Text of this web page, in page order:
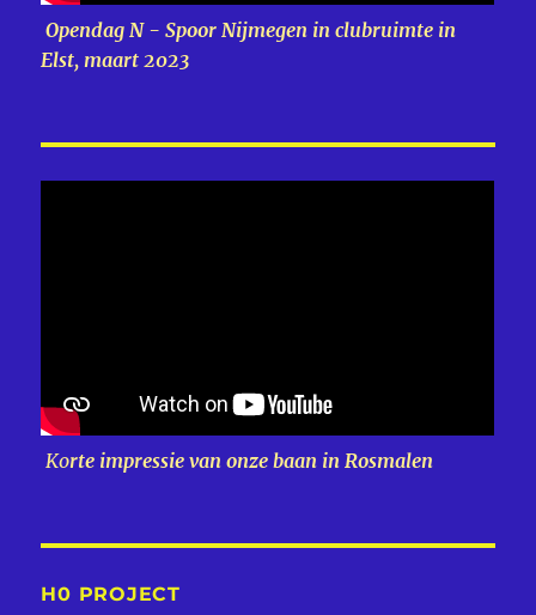
Opendag N - Spoor Nijmegen in clubruimte in
Elst, maart 2023
Korte impressie van onze baan in Rosmalen
H0 PROJECT